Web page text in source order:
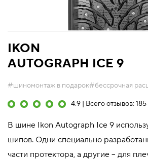
IKON
AUTOGRAPH ICE 9
#шиномонтаж в подарок#бессрочная
4.9 | Всего отзывов: 185
В шине Ikon Autograph Ice 9
шипов. Одни специально
части протектора, а другие – для